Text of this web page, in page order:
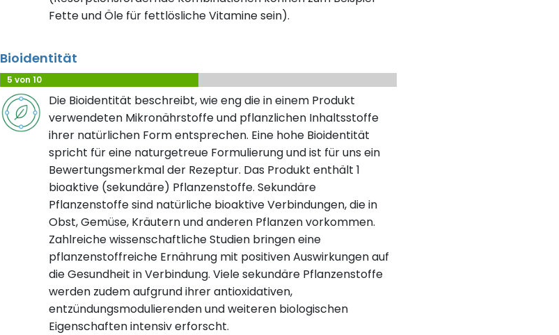
Fette und Öle für fettlösliche Vitamine sein).
Bioidentität
5 von 10
Die Bioidentität beschreibt, wie eng die in einem Produkt
verwendeten Mikronährstoffe und pflanzlichen Inhaltsstoffe
ihrer natürlichen Form entsprechen. Eine hohe Bioidentität
spricht für eine naturgetreue Formulierung und ist für uns ein
Bewertungsmerkmal der Rezeptur. Das Produkt enthält 1
bioaktive (sekundäre) Pflanzenstoffe. Sekundäre
Pflanzenstoffe sind natürliche bioaktive Verbindungen, die in
Obst, Gemüse, Kräutern und anderen Pflanzen vorkommen.
Zahlreiche wissenschaftliche Studien bringen eine
pflanzenstoffreiche Ernährung mit positiven Auswirkungen auf
die Gesundheit in Verbindung. Viele sekundäre Pflanzenstoffe
werden zudem aufgrund ihrer antioxidativen,
entzündungsmodulierenden und weiteren biologischen
Eigenschaften intensiv erforscht.